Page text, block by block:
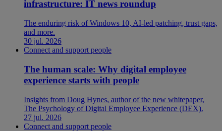
infrastructure: IT news roundup
The enduring risk of Windows 10, AI-led patching, trust gaps,
and more.
30 jul. 2026
Connect and support people
The human scale: Why digital employee
experience starts with people
Insights from Doug Hynes, author of the new whitepaper,
The Psychology of Digital Employee Experience (DEX).
27 jul. 2026
Connect and support people